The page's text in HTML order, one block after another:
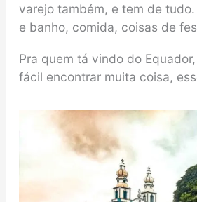
varejo também, e tem de
e banho, comida, coisas de
Pra quem tá vindo do
fácil encontrar muita coisa,